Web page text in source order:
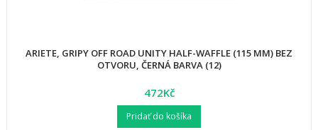
ARIETE, GRIPY OFF ROAD UNITY HALF-WAFFLE (115 MM) BEZ
OTVORU, ČERNÁ BARVA (12)
472Kč
Pridať do košíka